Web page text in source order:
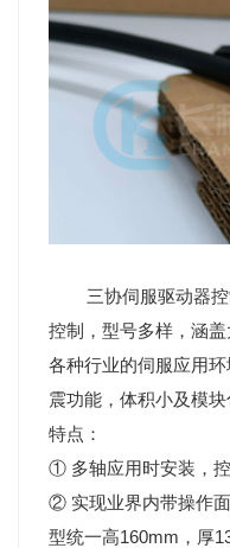
三协伺服驱动器控
控制，型号多样，涵
各种行业的伺服应用
震功能，体积小及模块
特点：
① 多轴应用时安装，
② 实现业界内带操作
型统一高160mm，厚